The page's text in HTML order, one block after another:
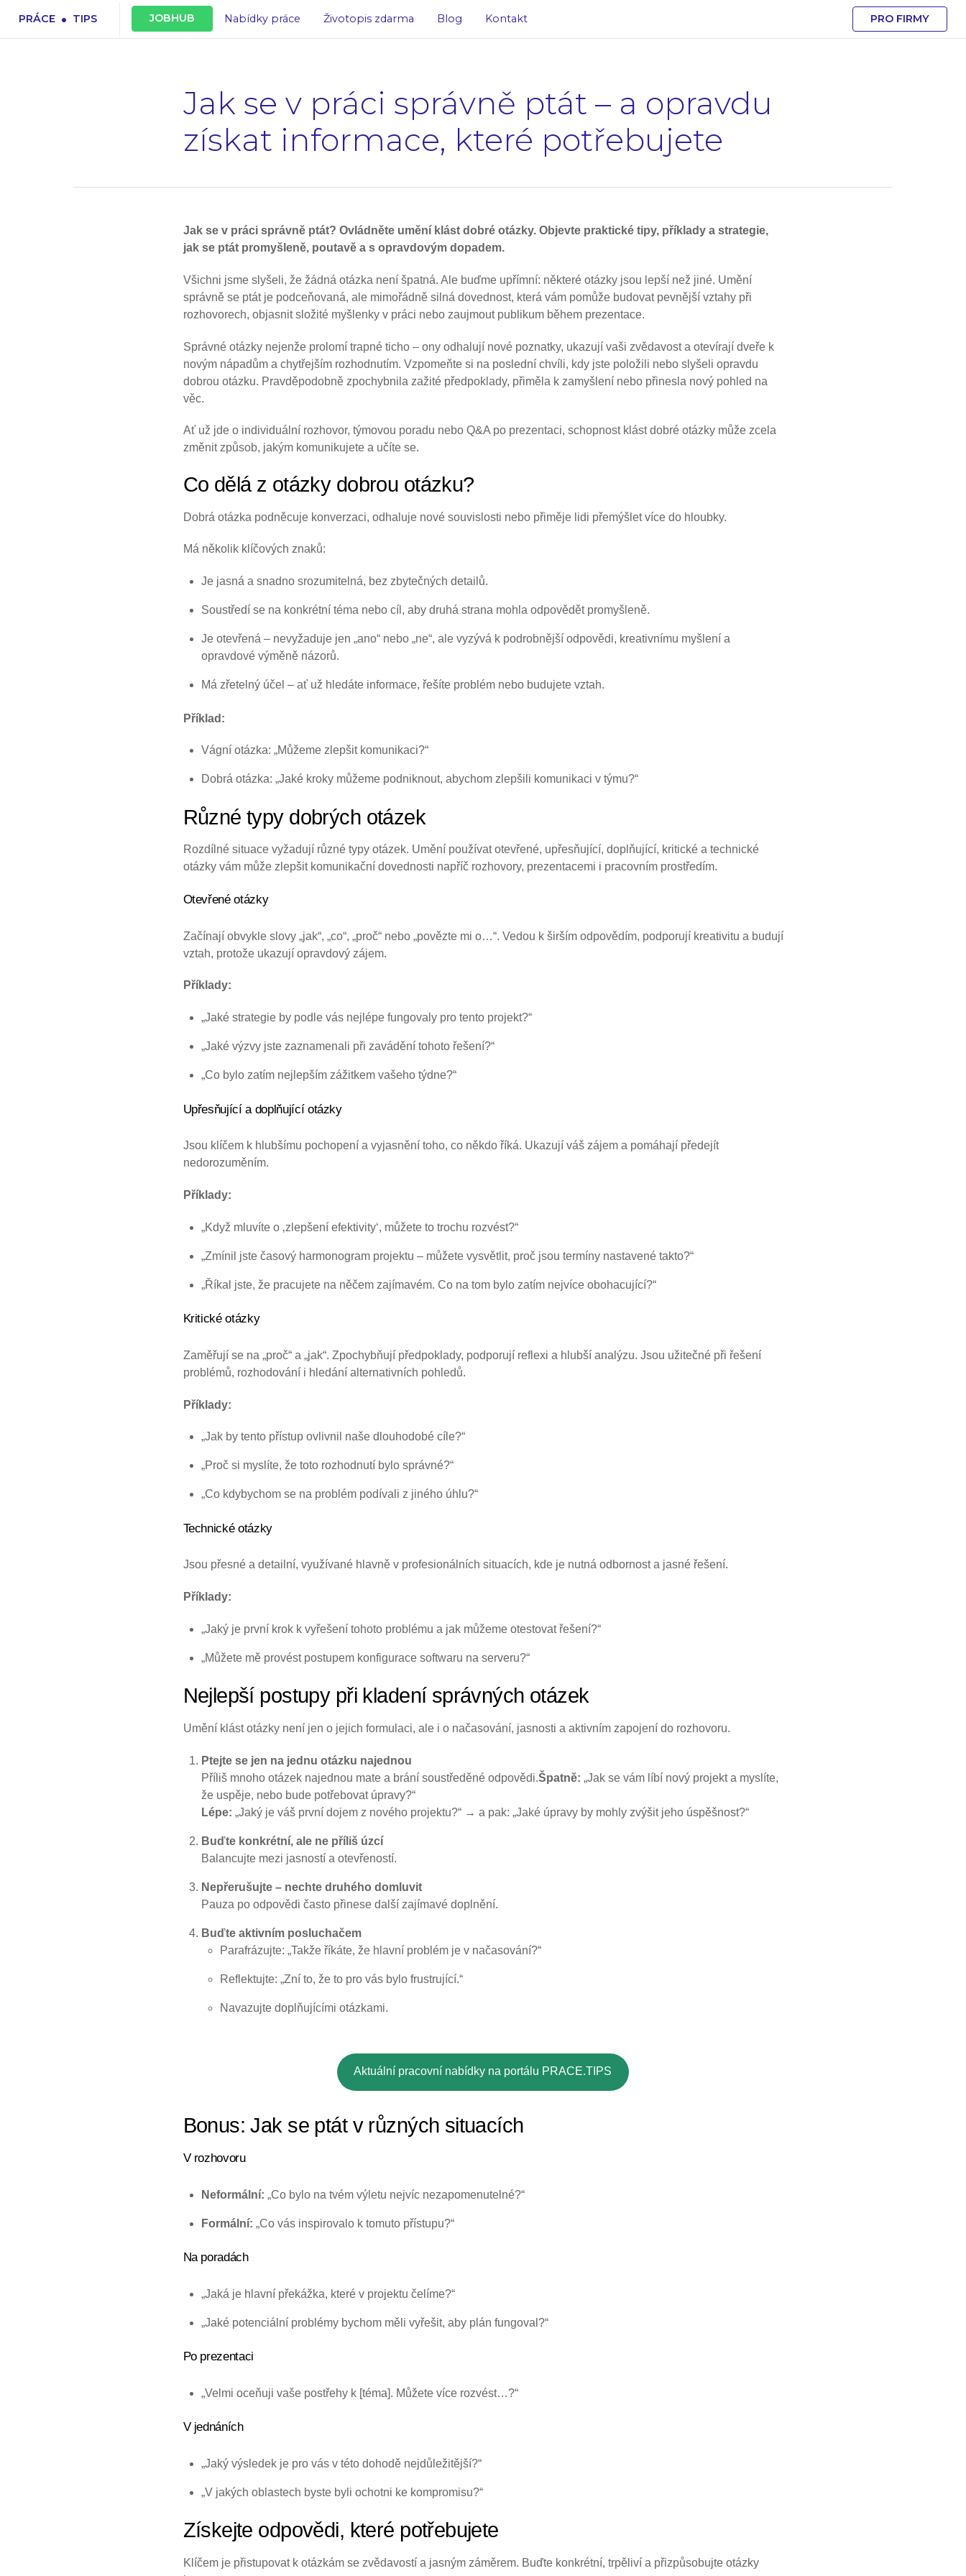
PRÁCE . TIPS JOBHUB Nabídky práce Životopis zdarma Blog Kontakt PRO FIRMY
Jak se v práci správně ptát – a opravdu
získat informace, které potřebujete
Jak se v práci správně ptát? Ovládněte umění klást dobré otázky. Objevte praktické tipy, příklady a strategie,
jak se ptát promyšleně, poutavě a s opravdovým dopadem.
Všichni jsme slyšeli, že žádná otázka není špatná. Ale buďme upřímní: některé otázky jsou lepší než jiné. Umění
správně se ptát je podceňovaná, ale mimořádně silná dovednost, která vám pomůže budovat pevnější vztahy při
rozhovorech, objasnit složité myšlenky v práci nebo zaujmout publikum během prezentace.
Správné otázky nejenže prolomí trapné ticho – ony odhalují nové poznatky, ukazují vaši zvědavost a otevírají dveře k
novým nápadům a chytřejším rozhodnutím. Vzpomeňte si na poslední chvíli, kdy jste položili nebo slyšeli opravdu
dobrou otázku. Pravděpodobně zpochybnila zažité předpoklady, přiměla k zamyšlení nebo přinesla nový pohled na
věc.
Ať už jde o individuální rozhovor, týmovou poradu nebo Q&A po prezentaci, schopnost klást dobré otázky může zcela
změnit způsob, jakým komunikujete a učíte se.
Co dělá z otázky dobrou otázku?
Dobrá otázka podněcuje konverzaci, odhaluje nové souvislosti nebo přiměje lidi přemýšlet více do hloubky.
Má několik klíčových znaků:
Je jasná a snadno srozumitelná, bez zbytečných detailů.
Soustředí se na konkrétní téma nebo cíl, aby druhá strana mohla odpovědět promyšleně.
Je otevřená – nevyžaduje jen „ano“ nebo „ne“, ale vyzývá k podrobnější odpovědi, kreativnímu myšlení a
opravdové výměně názorů.
Má zřetelný účel – ať už hledáte informace, řešíte problém nebo budujete vztah.
Příklad:
Vágní otázka: „Můžeme zlepšit komunikaci?“
Dobrá otázka: „Jaké kroky můžeme podniknout, abychom zlepšili komunikaci v týmu?“
Různé typy dobrých otázek
Rozdílné situace vyžadují různé typy otázek. Umění používat otevřené, upřesňující, doplňující, kritické a technické
otázky vám může zlepšit komunikační dovednosti napříč rozhovory, prezentacemi i pracovním prostředím.
Otevřené otázky
Začínají obvykle slovy „jak“, „co“, „proč“ nebo „povězte mi o…“. Vedou k širším odpovědím, podporují kreativitu a budují
vztah, protože ukazují opravdový zájem.
Příklady:
„Jaké strategie by podle vás nejlépe fungovaly pro tento projekt?“
„Jaké výzvy jste zaznamenali při zavádění tohoto řešení?“
„Co bylo zatím nejlepším zážitkem vašeho týdne?“
Upřesňující a doplňující otázky
Jsou klíčem k hlubšímu pochopení a vyjasnění toho, co někdo říká. Ukazují váš zájem a pomáhají předejít
nedorozuměním.
Příklady:
„Když mluvíte o ‚zlepšení efektivity‘, můžete to trochu rozvést?“
„Zmínil jste časový harmonogram projektu – můžete vysvětlit, proč jsou termíny nastavené takto?“
„Říkal jste, že pracujete na něčem zajímavém. Co na tom bylo zatím nejvíce obohacující?“
Kritické otázky
Zaměřují se na „proč“ a „jak“. Zpochybňují předpoklady, podporují reflexi a hlubší analýzu. Jsou užitečné při řešení
problémů, rozhodování i hledání alternativních pohledů.
Příklady:
„Jak by tento přístup ovlivnil naše dlouhodobé cíle?“
„Proč si myslíte, že toto rozhodnutí bylo správné?“
„Co kdybychom se na problém podívali z jiného úhlu?“
Technické otázky
Jsou přesné a detailní, využívané hlavně v profesionálních situacích, kde je nutná odbornost a jasné řešení.
Příklady:
„Jaký je první krok k vyřešení tohoto problému a jak můžeme otestovat řešení?“
„Můžete mě provést postupem konfigurace softwaru na serveru?“
Nejlepší postupy při kladení správných otázek
Umění klást otázky není jen o jejich formulaci, ale i o načasování, jasnosti a aktivním zapojení do rozhovoru.
Ptejte se jen na jednu otázku najednou
Příliš mnoho otázek najednou mate a brání soustředěné odpovědi.Špatně: „Jak se vám líbí nový projekt a myslíte,
že uspěje, nebo bude potřebovat úpravy?“
Lépe: „Jaký je váš první dojem z nového projektu?“ → a pak: „Jaké úpravy by mohly zvýšit jeho úspěšnost?“
Buďte konkrétní, ale ne příliš úzcí
Balancujte mezi jasností a otevřeností.
Nepřerušujte – nechte druhého domluvit
Pauza po odpovědi často přinese další zajímavé doplnění.
Buďte aktivním posluchačem
Parafrázujte: „Takže říkáte, že hlavní problém je v načasování?“
Reflektujte: „Zní to, že to pro vás bylo frustrující.“
Navazujte doplňujícími otázkami.
Aktuální pracovní nabídky na portálu PRACE.TIPS
Bonus: Jak se ptát v různých situacích
V rozhovoru
Neformální: „Co bylo na tvém výletu nejvíc nezapomenutelné?“
Formální: „Co vás inspirovalo k tomuto přístupu?“
Na poradách
„Jaká je hlavní překážka, které v projektu čelíme?“
„Jaké potenciální problémy bychom měli vyřešit, aby plán fungoval?“
Po prezentaci
„Velmi oceňuji vaše postřehy k [téma]. Můžete více rozvést…?“
V jednáních
„Jaký výsledek je pro vás v této dohodě nejdůležitější?“
„V jakých oblastech byste byli ochotni ke kompromisu?“
Získejte odpovědi, které potřebujete
Klíčem je přistupovat k otázkám se zvědavostí a jasným záměrem. Buďte konkrétní, trpěliví a přizpůsobujte otázky